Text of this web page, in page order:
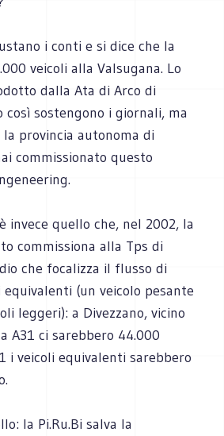
i conti e si dice che la
veicoli alla Valsugana. Lo
dalla Ata di Arco di
così sostengono i giornali, ma
la provincia autonoma di
commissionato questo
invece quello che, nel 2002, la
commissiona alla Tps di
che focalizza il flusso di
(un veicolo pesante
leggeri): a Divezzano, vicino
A31 ci sarebbero 44.000
i veicoli equivalenti sarebbero
la Pi.Ru.Bi salva la